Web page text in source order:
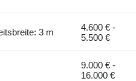
3 m
4.600 € -
5.500 €
9.000 € -
16.000 €